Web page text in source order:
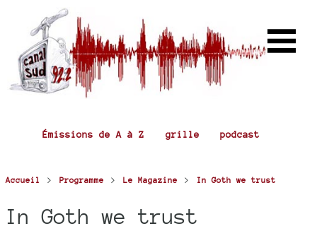
Émissions de A à Z grille podcast
Accueil > Programme > Le Magazine > In Goth we trust
In Goth we trust